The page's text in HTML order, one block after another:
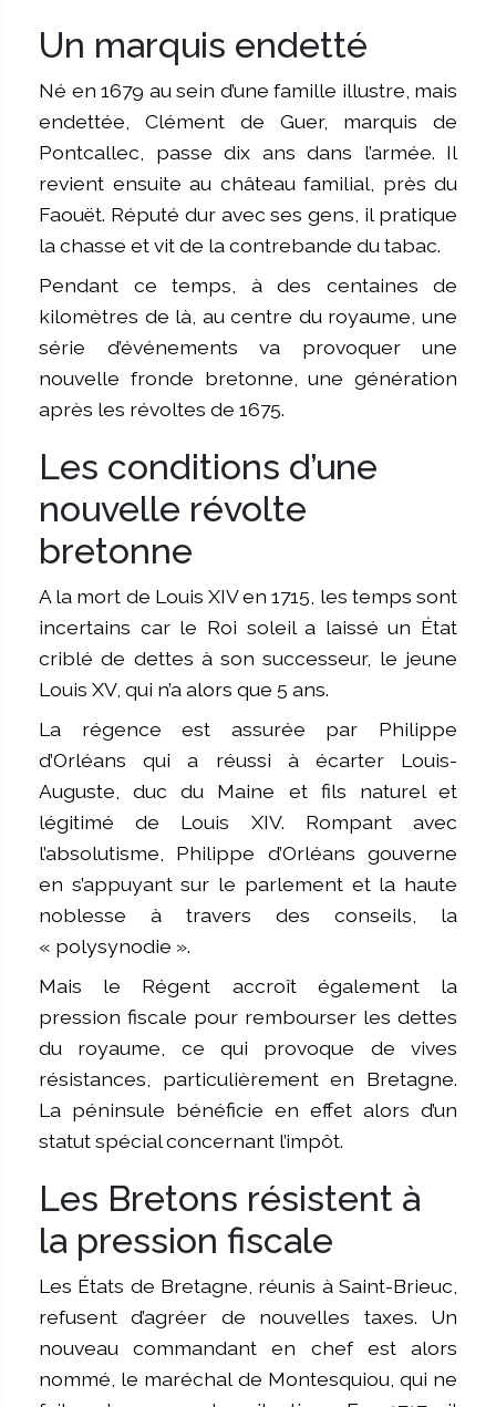
Un marquis endetté
Né en 1679 au sein d’une famille illustre, mais
endettée, Clément de Guer, marquis de
Pontcallec, passe dix ans dans l’armée. Il
revient ensuite au château familial, près du
Faouët. Réputé dur avec ses gens, il pratique
la chasse et vit de la contrebande du tabac.
Pendant ce temps, à des centaines de
kilomètres de là, au centre du royaume, une
série d’événements va provoquer une
nouvelle fronde bretonne, une génération
après les révoltes de 1675.
Les conditions d’une
nouvelle révolte
bretonne
A la mort de Louis XIV en 1715, les temps sont
incertains car le Roi soleil a laissé un État
criblé de dettes à son successeur, le jeune
Louis XV, qui n’a alors que 5 ans.
La régence est assurée par Philippe
d’Orléans qui a réussi à écarter Louis-
Auguste, duc du Maine et fils naturel et
légitimé de Louis XIV. Rompant avec
l’absolutisme, Philippe d’Orléans gouverne
en s’appuyant sur le parlement et la haute
noblesse à travers des conseils, la
« polysynodie ».
Mais le Régent accroît également la
pression fiscale pour rembourser les dettes
du royaume, ce qui provoque de vives
résistances, particulièrement en Bretagne.
La péninsule bénéficie en effet alors d’un
statut spécial concernant l’impôt.
Les Bretons résistent à
la pression fiscale
Les États de Bretagne, réunis à Saint-Brieuc,
refusent d’agréer de nouvelles taxes. Un
nouveau commandant en chef est alors
nommé, le maréchal de Montesquiou, qui ne